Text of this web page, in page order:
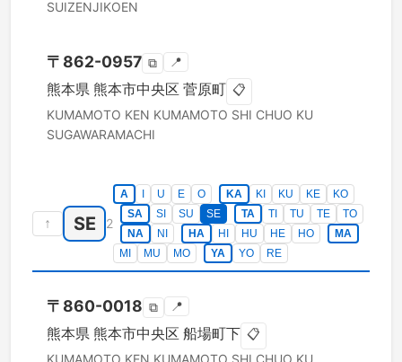
SUIZENJIKOEN
〒 862-0957 ⧉ 📍
熊本県 熊本市中央区 菅原町 📋
KUMAMOTO KEN KUMAMOTO SHI CHUO KU
SUGAWARAMACHI
↑ SE 2
A U E O KA KI KU KE
KO
SA
SI SU SE TA TI TU TE
TO
NA
NI HA HI HU HE HO
MA
MI
MU MO YA YO RE
〒 860-0018 ⧉ 📍
熊本県 熊本市中央区 船場町下 📋
KUMAMOTO KEN KUMAMOTO SHI CHUO KU